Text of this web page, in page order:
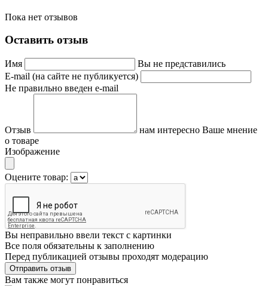
Пока нет отзывов
Оставить отзыв
Имя
Вы не представились
E-mail (на сайте не публикуется)
Не правильно введен e-mail
Отзыв
нам интересно Ваше мнение
о товаре
Изображение
Оцените товар:
Вы неправильно ввели текст с картинки
Все поля обязательны к заполнению
Перед публикацией отзывы проходят модерацию
Вам также могут понравиться